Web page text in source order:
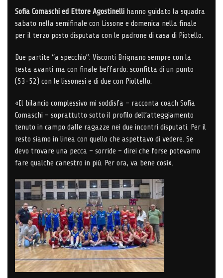
Sofia Comaschi ed Ettore Agostinelli hanno guidato la squadra
sabato nella semifinale con Lissone e domenica nella finale
per il terzo posto disputata con le padrone di casa di Piotello.
Due partite “a specchio”: Visconti Brignano sempre con la
testa avanti ma con finale beffardo: sconfitta di un punto
(53-52) con le lissonesi e di due con Pioltello.
«Il bilancio complessivo mi soddisfa – racconta coach Sofia
Comaschi – soprattutto sotto il profilo dell’atteggiamento
tenuto in campo dalle ragazze nei due incontri disputati. Per il
resto siamo in linea con quello che aspettavo di vedere. Se
devo trovare una pecca – sorride – direi che forse potevamo
fare qualche canestro in più. Per ora, va bene così».